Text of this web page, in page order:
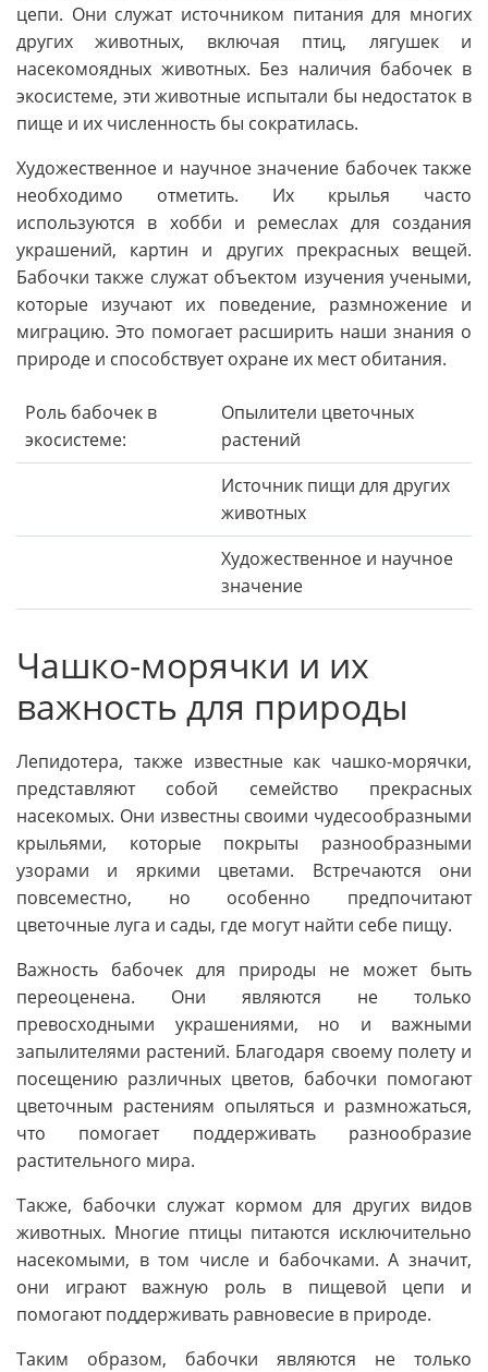
цепи. Они служат источником питания для многих
других животных, включая птиц, лягушек и
насекомоядных животных. Без наличия бабочек в
экосистеме, эти животные испытали бы недостаток в
пище и их численность бы сократилась.
Художественное и научное значение бабочек также
необходимо отметить. Их крылья часто
используются в хобби и ремеслах для создания
украшений, картин и других прекрасных вещей.
Бабочки также служат объектом изучения учеными,
которые изучают их поведение, размножение и
миграцию. Это помогает расширить наши знания о
природе и способствует охране их мест обитания.
Роль бабочек в
экосистеме:
Опылители цветочных
растений
Источник пищи для других
животных
Художественное и научное
значение
Чашко-морячки и их
важность для природы
Лепидотера, также известные как чашко-морячки,
представляют собой семейство прекрасных
насекомых. Они известны своими чудесообразными
крыльями, которые покрыты разнообразными
узорами и яркими цветами. Встречаются они
повсеместно, но особенно предпочитают
цветочные луга и сады, где могут найти себе пищу.
Важность бабочек для природы не может быть
переоценена. Они являются не только
превосходными украшениями, но и важными
запылителями растений. Благодаря своему полету и
посещению различных цветов, бабочки помогают
цветочным растениям опыляться и размножаться,
что помогает поддерживать разнообразие
растительного мира.
Также, бабочки служат кормом для других видов
животных. Многие птицы питаются исключительно
насекомыми, в том числе и бабочками. А значит,
они играют важную роль в пищевой цепи и
помогают поддерживать равновесие в природе.
Таким образом, бабочки являются не только